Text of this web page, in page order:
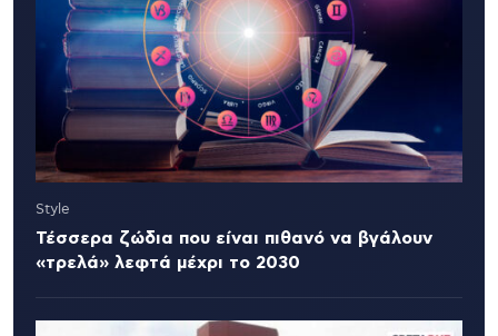
Style
Τέσσερα ζώδια που είναι πιθανό να βγάλουν
«τρελά» λεφτά μέχρι το 2030